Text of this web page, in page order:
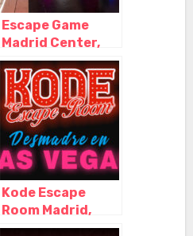
Escape Game
Madrid Center,
Madrid – Madrid
Kode Escape
Room Madrid,
Madrid – Madrid